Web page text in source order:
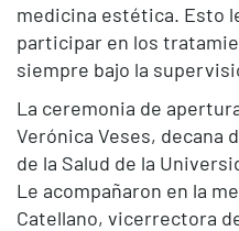
medicina estética. Esto
participar en los
siempre bajo la
La ceremonia de
Verónica Veses, decana
de la Salud de la
Le acompañaron en la
Catellano, vicerrectora